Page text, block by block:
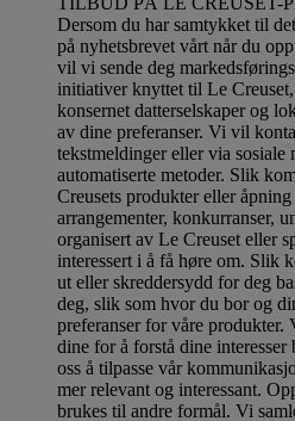
Dersom du har samtykket til
på nyhetsbrevet vårt når du
vil vi sende deg
initiativer knyttet til Le
konsernet datterselskaper og
av dine preferanser. Vi vil
tekstmeldinger eller via sosiale
automatiserte metoder. Slik
Creusets produkter eller
arrangementer, konkurranser,
organisert av Le Creuset eller
interessert i å få høre om. Slik
ut eller skreddersydd for deg
deg, slik som hvor du bor og
preferanser for våre
dine for å forstå dine
oss å tilpasse vår
mer relevant og interessant.
brukes til andre formål. Vi